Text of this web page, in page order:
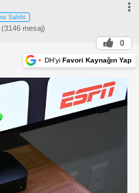
Sahibi
mesaj)
0
+ DH'yi Favori Kaynağın Yap